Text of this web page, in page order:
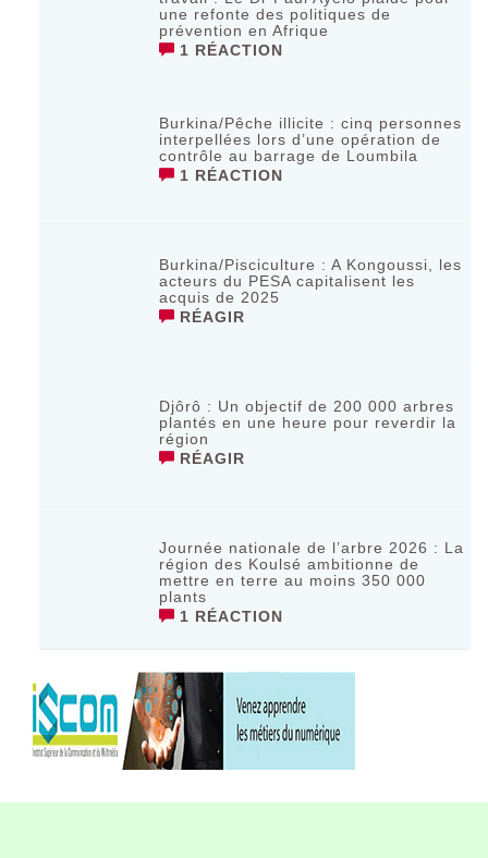
une refonte des politiques de
prévention en Afrique
1 RÉACTION
Burkina/Pêche illicite : cinq personnes
interpellées lors d’une opération de
contrôle au barrage de Loumbila
1 RÉACTION
Burkina/Pisciculture : A Kongoussi, les
acteurs du PESA capitalisent les
acquis de 2025
RÉAGIR
Djôrô : Un objectif de 200 000 arbres
plantés en une heure pour reverdir la
région
RÉAGIR
Journée nationale de l’arbre 2026 : La
région des Koulsé ambitionne de
mettre en terre au moins 350 000
plants
1 RÉACTION